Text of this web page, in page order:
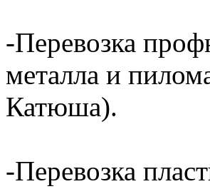
-Перевозка
металла и
Катюша).
-Перевозка